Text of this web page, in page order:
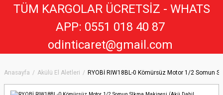
Anasayfa Akülü El Aletleri RYOBİ RIW18BL-0 Kömürsüz Motor 1/2 Somun
TÜM KARGOLAR ÜCRETSİZ - WHATS
APP: 0551 018 40 87
odinticaret@gmail.com